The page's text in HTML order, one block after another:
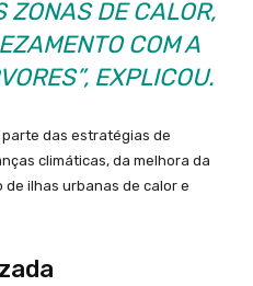
ZONAS DE CALOR,
COM A
EXPLICOU.
das estratégias de
climáticas, da melhora da
ilhas urbanas de calor e